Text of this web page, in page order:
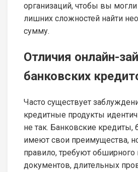
организаций, чтобы вы
лишних сложностей найти
сумму.
Отличия онлайн-
банковских
Часто существует
кредитные продукты
не так. Банковские кредиты,
имеют свои преимущества,
правило, требуют обширного
документов, длительных